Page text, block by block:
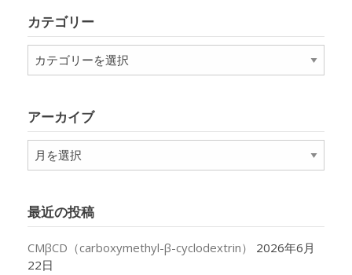
カテゴリー
テ
ー
アーカイブ
ア
ー
ブ
最近の投稿
CMβCD（carboxymethyl-β-cyclodextrin）
2026年6月
22日